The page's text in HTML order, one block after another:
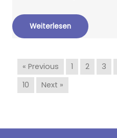
Weiterlesen
« Previous 1 2 3
10
Next »